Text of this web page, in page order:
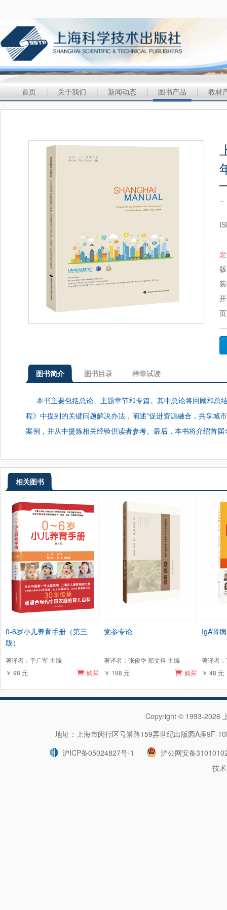
首页 | 关于我们 | 新闻动态 | 图书产品 | 教材
...
图书简介 图书目录 样章试读
本书主要包括总论、主题章节和专篇。其中总论将回顾和总
程》中提到的关键问题解决办法，阐述“促进资源融合，共享城
案例，并从中提炼相关经验供读者参考。最后，本书将介绍首
相关图书
0-6岁小儿养育手册（第三
版）
著译者：于广军 主编
￥ 98 元
购买
党参专论
著译者：张俊华 郑文科 主编
￥ 198 元
购买
IgA肾
著译者
￥ 48 元
Copyright © 1993-2026
地址：上海市闵行区号景路159弄世纪出版园A座
沪ICP备05024827号-1
沪公网安备
技